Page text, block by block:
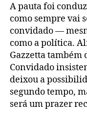
A pauta foi
como sempre vai
convidado —
como a política.
Gazzetta também
Convidado
deixou a
segundo tempo,
será um prazer